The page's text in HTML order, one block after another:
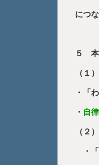
につ
５ 本
（１
・「
・ 自
（２
・「